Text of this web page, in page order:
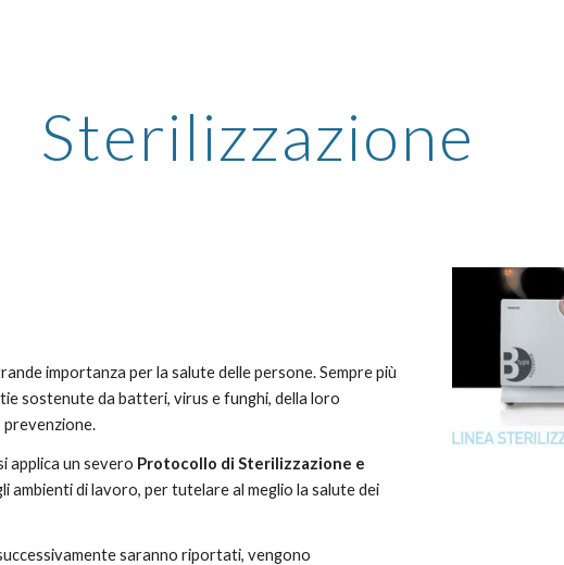
Sterilizzazione
importanza per la salute delle persone. Sempre più
sostenute da batteri, virus e funghi, della loro
prevenzione.
applica un severo Protocollo di Sterilizzazione e
ambienti di lavoro, per tutelare al meglio la salute dei
saranno riportati, vengono